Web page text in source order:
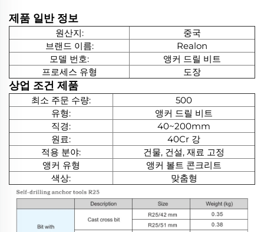
제품 일반 정보
원산지:
중국
브랜드 이름:
Realon
모델 번호:
앵커 드릴 비트
프로세스 유형
도장
상업 조건 제품
최소 주문 수량:
500
유형:
앵커 드릴 비트
직경:
40~200mm
원료:
40Cr 강
적용 분야:
건물, 건설, 재료 고정
앵커 유형
앵커 볼트 콘크리트
색상:
맞춤형